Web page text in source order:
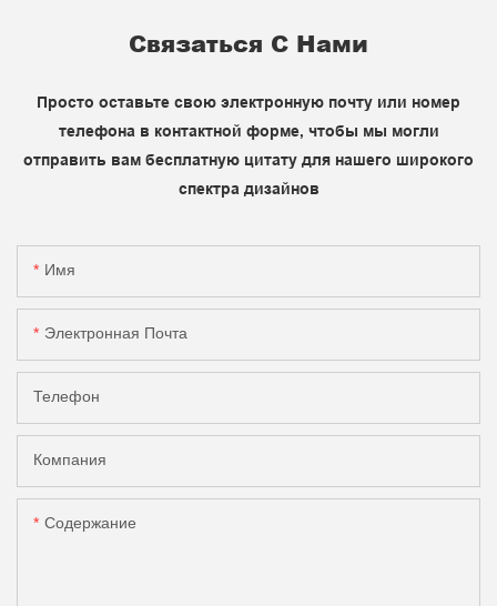
Связаться С Нами
Просто оставьте свою электронную почту или номер
телефона в контактной форме, чтобы мы могли
отправить вам бесплатную цитату для нашего широкого
спектра дизайнов
Имя
Электронная Почта
Телефон
Компания
Содержание